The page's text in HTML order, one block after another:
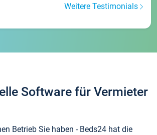
Weitere Testimonials
Software für Vermieter
Betrieb Sie haben - Beds24 hat die